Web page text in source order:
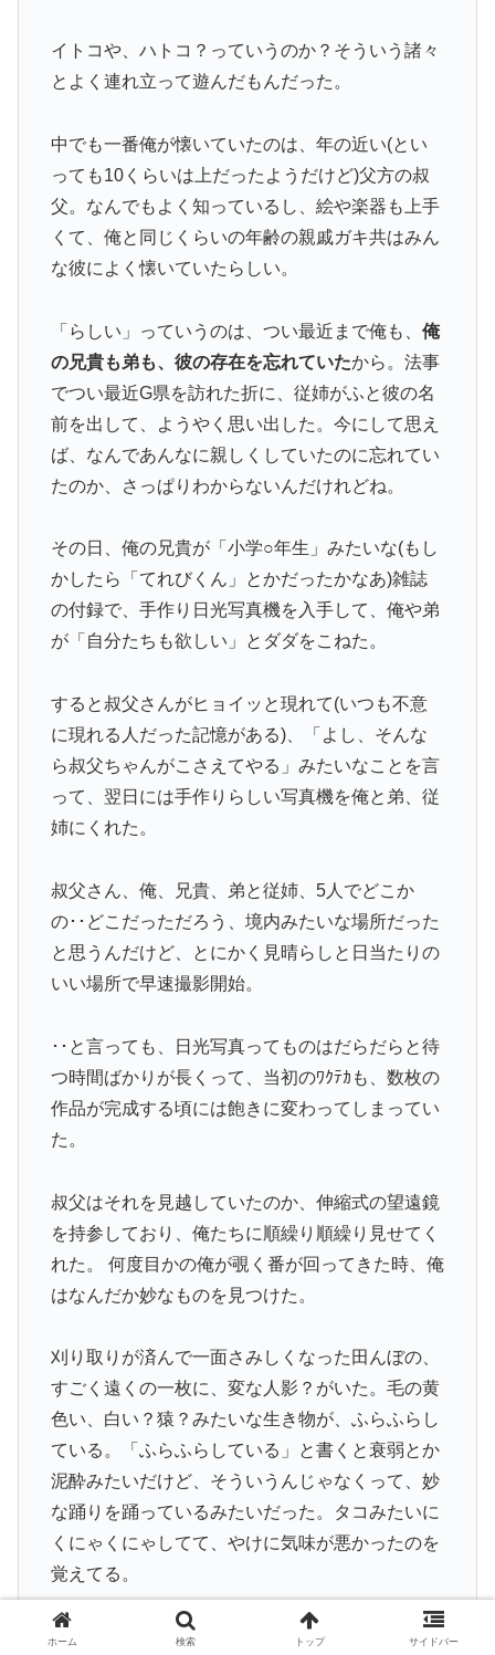
イトコや、ハトコ？っていうのか？そういう諸々
とよく連れ立って遊んだもんだった。
中でも一番俺が懐いていたのは、年の近い(とい
っても10くらいは上だったようだけど)父方の叔
父。なんでもよく知っているし、絵や楽器も上手
くて、俺と同じくらいの年齢の親戚ガキ共はみん
な彼によく懐いていたらしい。
「らしい」っていうのは、つい最近まで俺も、 俺
の兄貴も弟も、彼の存在を忘れていたから。法事
でつい最近G県を訪れた折に、従姉がふと彼の名
前を出して、ようやく思い出した。今にして思え
ば、なんであんなに親しくしていたのに忘れてい
たのか、さっぱりわからないんだけれどね。
その日、俺の兄貴が「小学○年生」みたいな(もし
かしたら「てれびくん」とかだったかなあ)雑誌
の付録で、手作り日光写真機を入手して、俺や弟
が「自分たちも欲しい」とダダをこねた。
すると叔父さんがヒョイッと現れて(いつも不意
に現れる人だった記憶がある)、「よし、そんな
ら叔父ちゃんがこさえてやる」みたいなことを言
って、翌日には手作りらしい写真機を俺と弟、従
姉にくれた。
叔父さん、俺、兄貴、弟と従姉、5人でどこか
の･･どこだっただろう、境内みたいな場所だった
と思うんだけど、とにかく見晴らしと日当たりの
いい場所で早速撮影開始。
･･と言っても、日光写真ってものはだらだらと待
つ時間ばかりが長くって、当初のﾜｸﾃｶも、数枚の
作品が完成する頃には飽きに変わってしまってい
た。
叔父はそれを見越していたのか、伸縮式の望遠鏡
を持参しており、俺たちに順繰り順繰り見せてく
れた。 何度目かの俺が覗く番が回ってきた時、俺
はなんだか妙なものを見つけた。
刈り取りが済んで一面さみしくなった田んぼの、
すごく遠くの一枚に、変な人影？がいた。毛の黄
色い、白い？猿？みたいな生き物が、ふらふらし
ている。「ふらふらしている」と書くと衰弱とか
泥酔みたいだけど、そういうんじゃなくって、妙
な踊りを踊っているみたいだった。タコみたいに
くにゃくにゃしてて、やけに気味が悪かったのを
覚えてる。
少し寒気を感じた俺は、叔父に
ホーム 検索 トップ サイドバー